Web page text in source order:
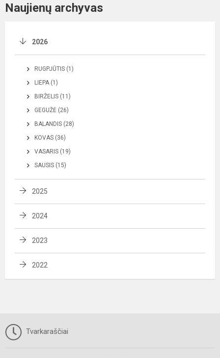
Naujienų archyvas
2026
RUGPJŪTIS (1)
LIEPA (1)
BIRŽELIS (11)
GEGUŽĖ (26)
BALANDIS (28)
KOVAS (36)
VASARIS (19)
SAUSIS (15)
2025
2024
2023
2022
Tvarkaraščiai